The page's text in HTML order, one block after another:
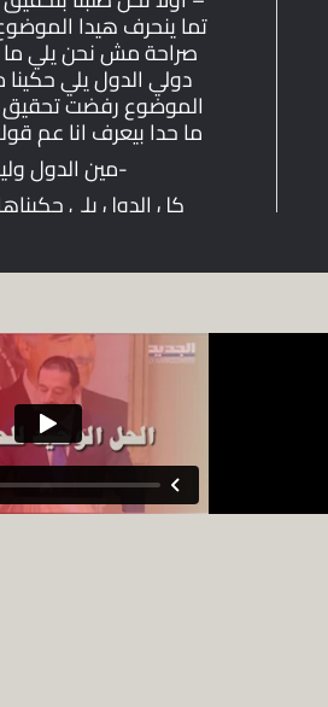
تما ينحرف هيدا
صراحة مش نحن يلي ما
دولي الدول يلي حكينا
الموضوع رفضت تحقيق
ما حدا بيعرف انا عم
-مين الدول
كل الدول يلي
كلّن رفضوا.
22/07/2021